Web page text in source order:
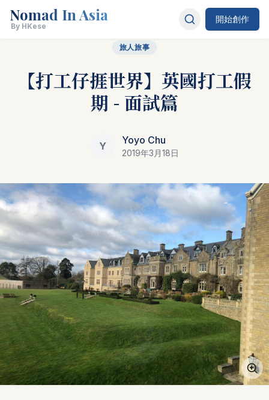
Nomad In Asia
By HKese
開始創作
旅人旅事
【打工仔捱世界】英國打工假
期 - 面試篇
Y Yoyo Chu
2019年3月18日